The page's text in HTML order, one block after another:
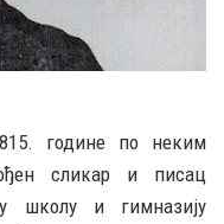
године по неким
сликар и писац
школу и гимназију